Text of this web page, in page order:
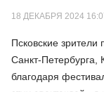
18 ДЕКАБРЯ 2024
Псковские зрители
Санкт-Петербурга,
благодаря